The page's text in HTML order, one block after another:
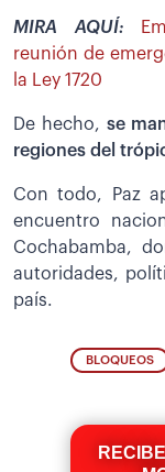
MIRA AQUÍ:
reunión de
la Ley 1720
De hecho, se
regiones del
Con todo, Paz
encuentro
Cochabamba,
autoridades,
país.
BLOQUEOS